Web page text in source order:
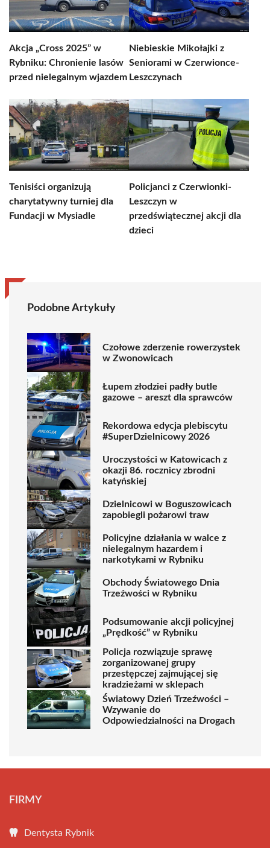
Akcja „Cross 2025” w
Rybniku: Chronienie lasów
przed nielegalnym wjazdem
Niebieskie Mikołajki z
Seniorami w Czerwionce-
Leszczynach
Tenisiści organizują
charytatywny turniej dla
Fundacji w Mysiadle
Policjanci z Czerwionki-
Leszczyn w
przedświątecznej akcji dla
dzieci
Podobne Artykuły
Czołowe zderzenie rowerzystek
w Zwonowicach
Łupem złodziei padły butle
gazowe – areszt dla sprawców
Rekordowa edycja plebiscytu
#SuperDzielnicowy 2026
Uroczystości w Katowicach z
okazji 86. rocznicy zbrodni
katyńskiej
Dzielnicowi w Boguszowicach
zapobiegli pożarowi traw
Policyjne działania w walce z
nielegalnym hazardem i
narkotykami w Rybniku
Obchody Światowego Dnia
Trzeźwości w Rybniku
Podsumowanie akcji policyjnej
„Prędkość” w Rybniku
Policja rozwiązuje sprawę
zorganizowanej grupy
przestępczej zajmującej się
kradzieżami w sklepach
Światowy Dzień Trzeźwości –
Wzywanie do
Odpowiedzialności na Drogach
FIRMY
Dentysta Rybnik